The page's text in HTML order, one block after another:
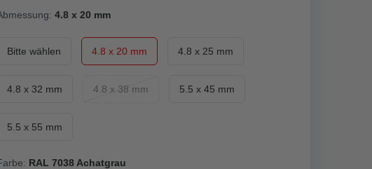
4.8 x 20 mm
Bitte wählen 4.8 x 20 mm 4.8 x 25 mm
4.8 x 32 mm 4.8 x 38 mm 5.5 x 45 mm
5.5 x 55 mm
RAL 7038 Achatgrau